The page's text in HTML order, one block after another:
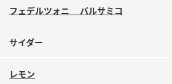
鍋奉行マニュアル
ミツカンのCM
フェデルツォニ バルサミコ
サイダー
レモン